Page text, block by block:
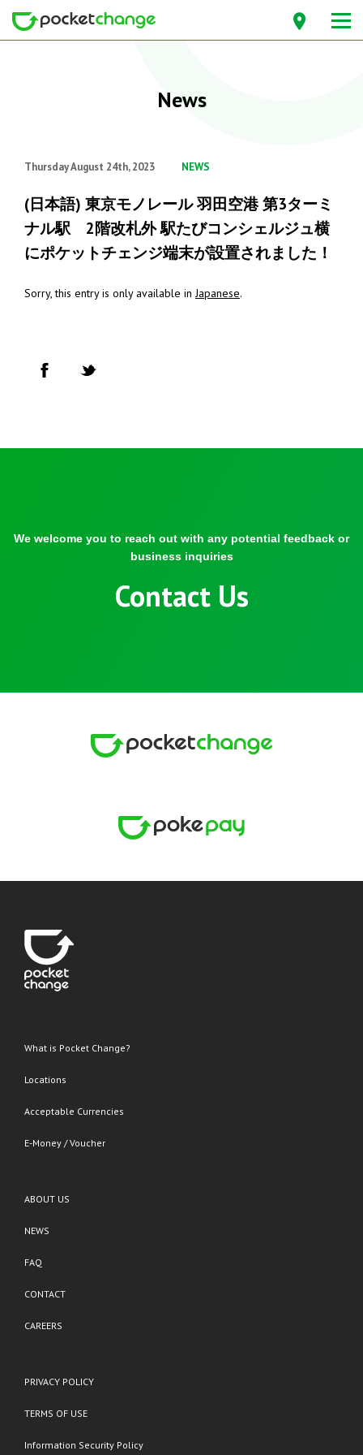
News
Thursday August 24th, 2023 NEWS
(日本語) 東京モノレール 羽田空港 第3ターミ
ナル駅 2階改札外 駅たびコンシェルジュ横
にポケットチェンジ端末が設置されました！
Sorry, this entry is only available inJapanese.
We welcome you to reach out with any potential feedback or
business inquiries
Contact Us
What is Pocket Change?
Locations
Acceptable Currencies
E-Money / Voucher
ABOUT US
NEWS
FAQ
CONTACT
CAREERS
PRIVACY POLICY
TERMS OF USE
Information Security Policy